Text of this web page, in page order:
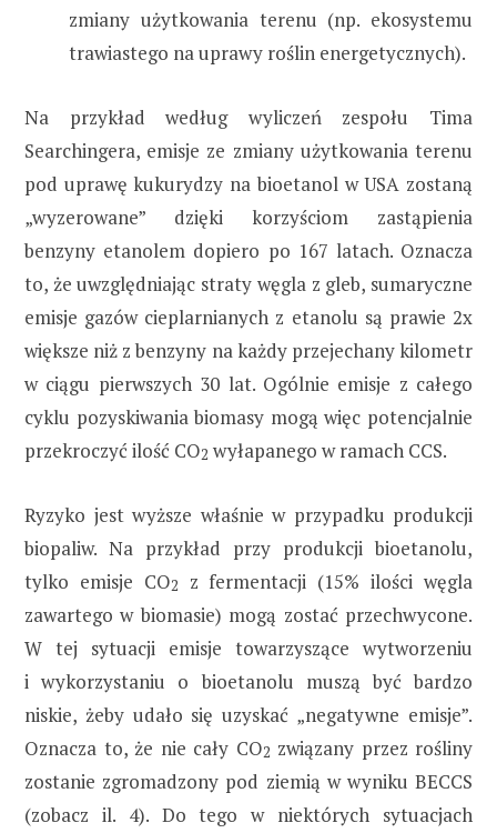
zmiany użytkowania terenu (np. ekosystemu
trawiastego na uprawy roślin energetycznych).
Na przykład według wyliczeń zespołu Tima
Searchingera, emisje ze zmiany użytkowania terenu
pod uprawę kukurydzy na bioetanol w USA zostaną
„wyzerowane” dzięki korzyściom zastąpienia
benzyny etanolem dopiero po 167 latach. Oznacza
to, że uwzględniając straty węgla z gleb, sumaryczne
emisje gazów cieplarnianych z etanolu są prawie 2x
większe niż z benzyny na każdy przejechany kilometr
w ciągu pierwszych 30 lat. Ogólnie emisje z całego
cyklu pozyskiwania biomasy mogą więc potencjalnie
przekroczyć ilość CO2 wyłapanego w ramach CCS.
Ryzyko jest wyższe właśnie w przypadku produkcji
biopaliw. Na przykład przy produkcji bioetanolu,
tylko emisje CO2
z fermentacji (15% ilości węgla
zawartego w biomasie) mogą zostać przechwycone.
W tej sytuacji emisje towarzyszące wytworzeniu
i wykorzystaniu o bioetanolu muszą być bardzo
niskie, żeby udało się uzyskać „negatywne emisje”.
Oznacza to, że nie cały CO2 związany przez rośliny
zostanie zgromadzony pod ziemią w wyniku BECCS
(zobacz il. 4). Do tego w niektórych sytuacjach